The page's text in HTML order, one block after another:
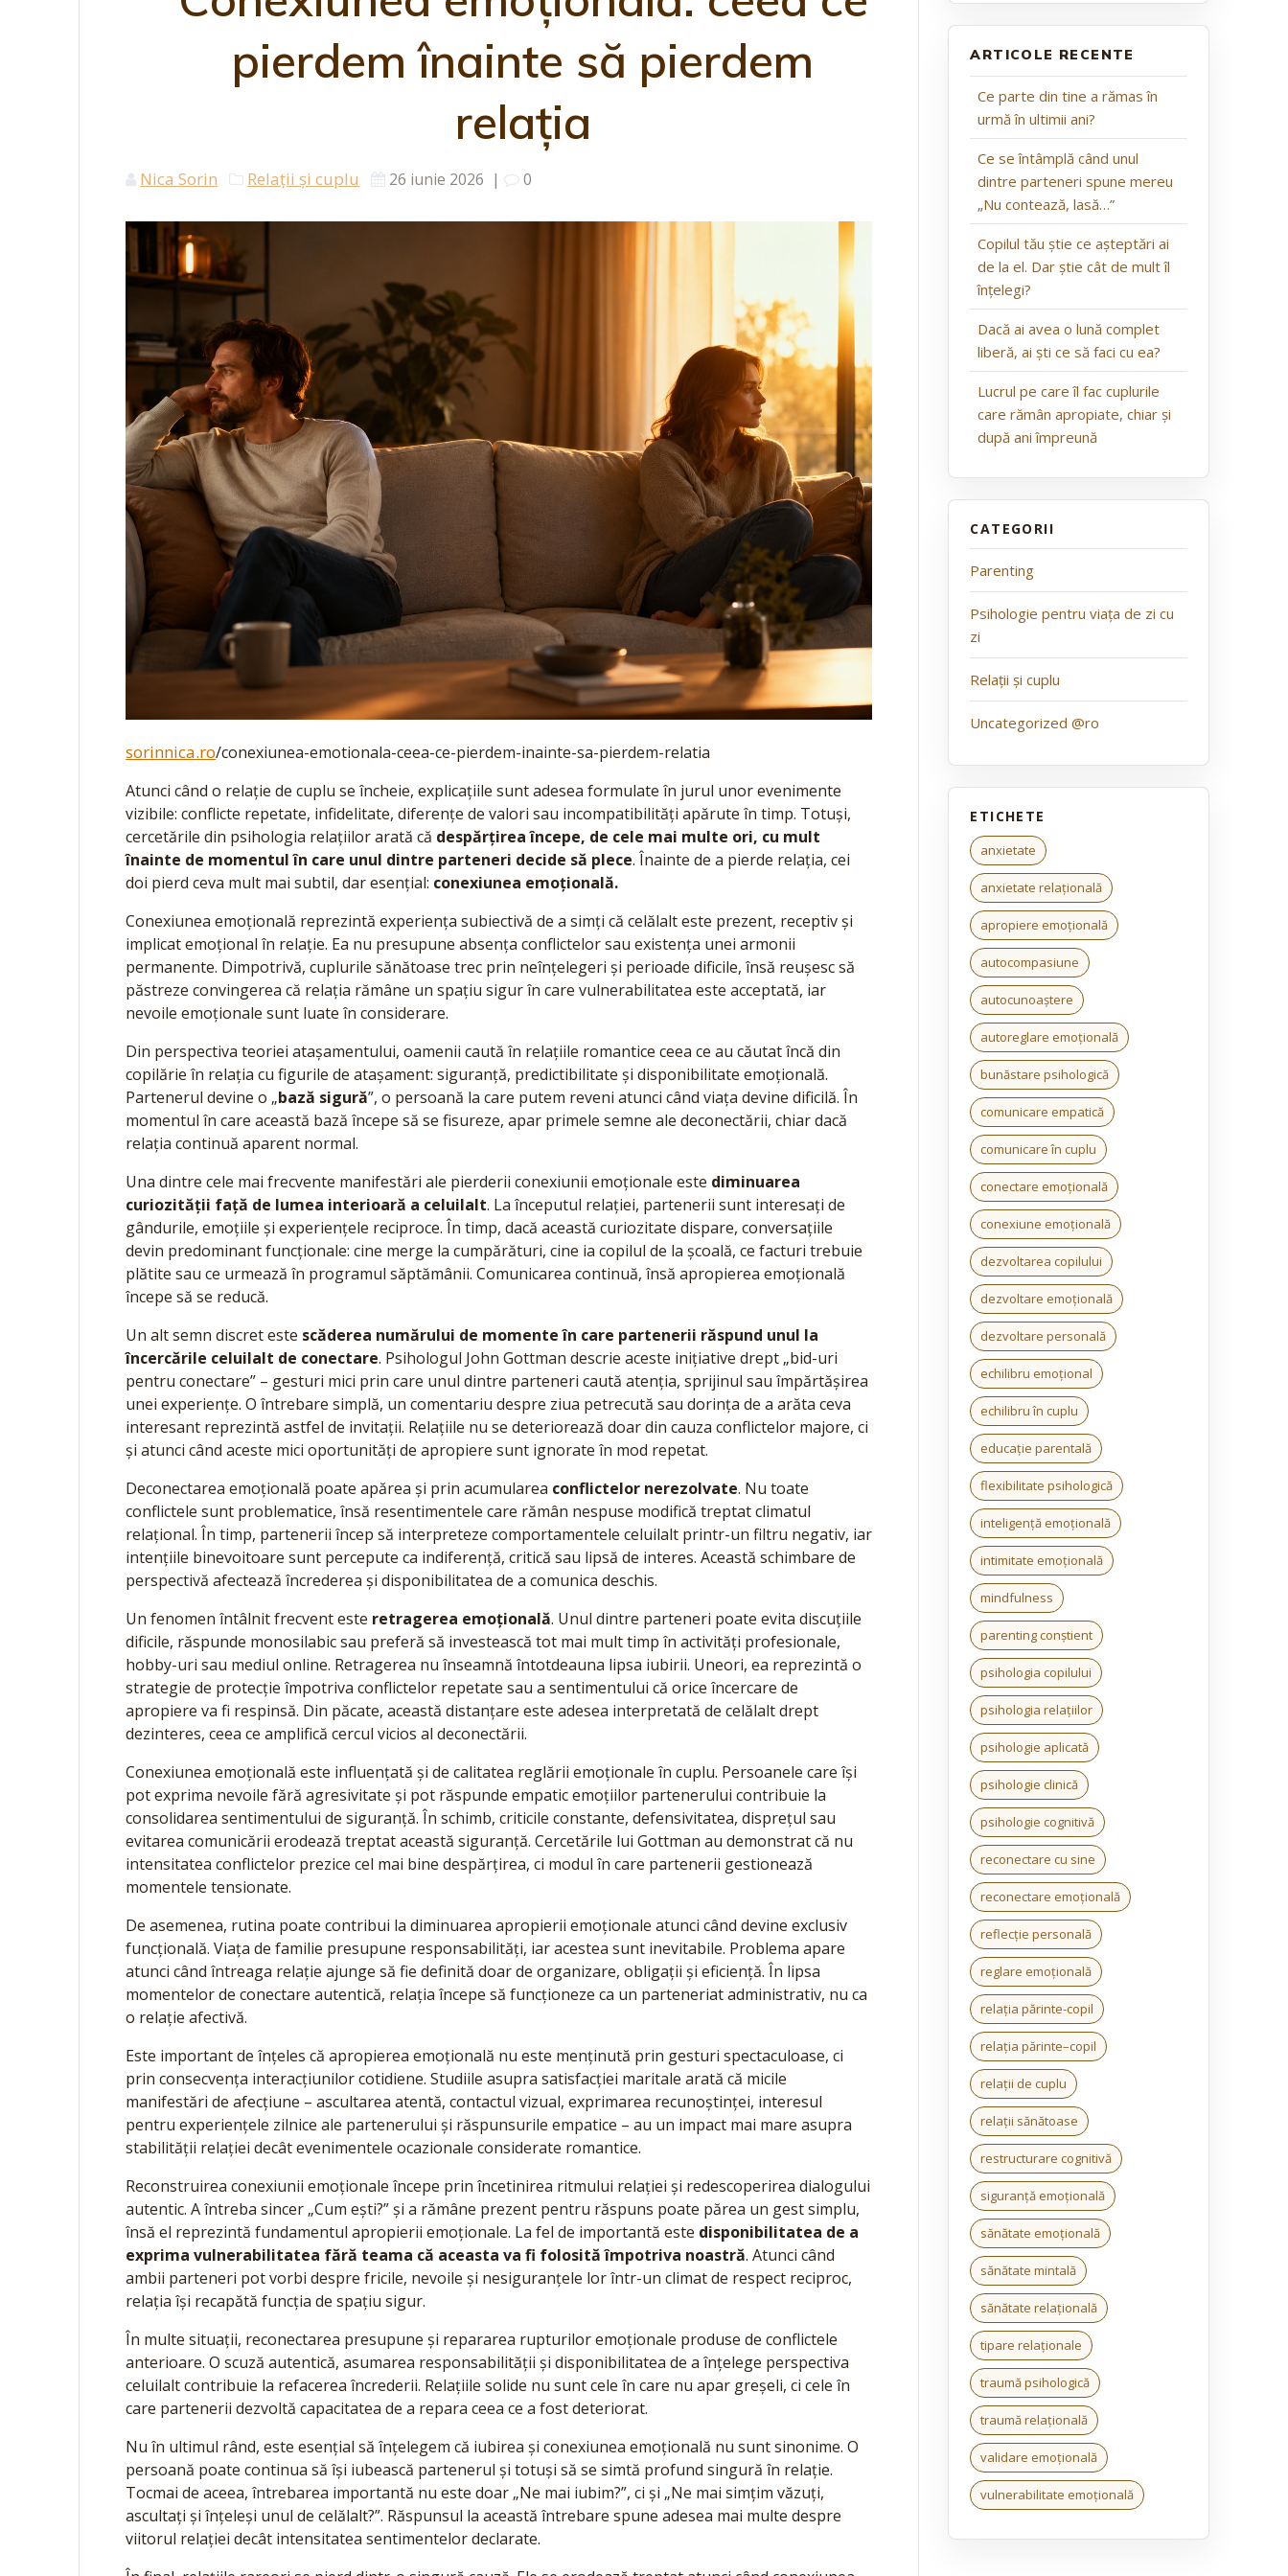
pierdem înainte să pierdem
relația
Nica Sorin Relații și cuplu 26 iunie 2026 | 0
sorinnica.ro/conexiunea-emotionala-ceea-ce-pierdem-inainte-sa-pierdem-relatia
Atunci când o relație de cuplu se încheie, explicațiile sunt adesea formulate în jurul unor evenimente
vizibile: conflicte repetate, infidelitate, diferențe de valori sau incompatibilități apărute în timp. Totuși,
cercetările din psihologia relațiilor arată că despărțirea începe, de cele mai multe ori, cu mult
înainte de momentul în care unul dintre parteneri decide să plece. Înainte de a pierde relația, cei
doi pierd ceva mult mai subtil, dar esențial: conexiunea emoțională.
Conexiunea emoțională reprezintă experiența subiectivă de a simți că celălalt este prezent, receptiv și
implicat emoțional în relație. Ea nu presupune absența conflictelor sau existența unei armonii
permanente. Dimpotrivă, cuplurile sănătoase trec prin neînțelegeri și perioade dificile, însă reușesc să
păstreze convingerea că relația rămâne un spațiu sigur în care vulnerabilitatea este acceptată, iar
nevoile emoționale sunt luate în considerare.
Din perspectiva teoriei atașamentului, oamenii caută în relațiile romantice ceea ce au căutat încă din
copilărie în relația cu figurile de atașament: siguranță, predictibilitate și disponibilitate emoțională.
Partenerul devine o „bază sigură”, o persoană la care putem reveni atunci când viața devine dificilă. În
momentul în care această bază începe să se fisureze, apar primele semne ale deconectării, chiar dacă
relația continuă aparent normal.
Una dintre cele mai frecvente manifestări ale pierderii conexiunii emoționale este diminuarea
curiozității față de lumea interioară a celuilalt. La începutul relației, partenerii sunt interesați de
gândurile, emoțiile și experiențele reciproce. În timp, dacă această curiozitate dispare, conversațiile
devin predominant funcționale: cine merge la cumpărături, cine ia copilul de la școală, ce facturi trebuie
plătite sau ce urmează în programul săptămânii. Comunicarea continuă, însă apropierea emoțională
începe să se reducă.
Un alt semn discret este scăderea numărului de momente în care partenerii răspund unul la
încercările celuilalt de conectare. Psihologul John Gottman descrie aceste inițiative drept „bid-uri
pentru conectare” – gesturi mici prin care unul dintre parteneri caută atenția, sprijinul sau împărtășirea
unei experiențe. O întrebare simplă, un comentariu despre ziua petrecută sau dorința de a arăta ceva
interesant reprezintă astfel de invitații. Relațiile nu se deteriorează doar din cauza conflictelor majore, ci
și atunci când aceste mici oportunități de apropiere sunt ignorate în mod repetat.
Deconectarea emoțională poate apărea și prin acumularea conflictelor nerezolvate. Nu toate
conflictele sunt problematice, însă resentimentele care rămân nespuse modifică treptat climatul
relațional. În timp, partenerii încep să interpreteze comportamentele celuilalt printr-un filtru negativ, iar
intențiile binevoitoare sunt percepute ca indiferență, critică sau lipsă de interes. Această schimbare de
perspectivă afectează încrederea și disponibilitatea de a comunica deschis.
Un fenomen întâlnit frecvent este retragerea emoțională. Unul dintre parteneri poate evita discuțiile
dificile, răspunde monosilabic sau preferă să investească tot mai mult timp în activități profesionale,
hobby-uri sau mediul online. Retragerea nu înseamnă întotdeauna lipsa iubirii. Uneori, ea reprezintă o
strategie de protecție împotriva conflictelor repetate sau a sentimentului că orice încercare de
apropiere va fi respinsă. Din păcate, această distanțare este adesea interpretată de celălalt drept
dezinteres, ceea ce amplifică cercul vicios al deconectării.
Conexiunea emoțională este influențată și de calitatea reglării emoționale în cuplu. Persoanele care își
pot exprima nevoile fără agresivitate și pot răspunde empatic emoțiilor partenerului contribuie la
consolidarea sentimentului de siguranță. În schimb, criticile constante, defensivitatea, disprețul sau
evitarea comunicării erodează treptat această siguranță. Cercetările lui Gottman au demonstrat că nu
intensitatea conflictelor prezice cel mai bine despărțirea, ci modul în care partenerii gestionează
momentele tensionate.
De asemenea, rutina poate contribui la diminuarea apropierii emoționale atunci când devine exclusiv
funcțională. Viața de familie presupune responsabilități, iar acestea sunt inevitabile. Problema apare
atunci când întreaga relație ajunge să fie definită doar de organizare, obligații și eficiență. În lipsa
momentelor de conectare autentică, relația începe să funcționeze ca un parteneriat administrativ, nu ca
o relație afectivă.
Este important de înțeles că apropierea emoțională nu este menținută prin gesturi spectaculoase, ci
prin consecvența interacțiunilor cotidiene. Studiile asupra satisfacției maritale arată că micile
manifestări de afecțiune – ascultarea atentă, contactul vizual, exprimarea recunoștinței, interesul
pentru experiențele zilnice ale partenerului și răspunsurile empatice – au un impact mai mare asupra
stabilității relației decât evenimentele ocazionale considerate romantice.
Reconstruirea conexiunii emoționale începe prin încetinirea ritmului relației și redescoperirea dialogului
autentic. A întreba sincer „Cum ești?” și a rămâne prezent pentru răspuns poate părea un gest simplu,
însă el reprezintă fundamentul apropierii emoționale. La fel de importantă este disponibilitatea de a
exprima vulnerabilitatea fără teama că aceasta va fi folosită împotriva noastră. Atunci când
ambii parteneri pot vorbi despre fricile, nevoile și nesiguranțele lor într-un climat de respect reciproc,
relația își recapătă funcția de spațiu sigur.
În multe situații, reconectarea presupune și repararea rupturilor emoționale produse de conflictele
anterioare. O scuză autentică, asumarea responsabilității și disponibilitatea de a înțelege perspectiva
celuilalt contribuie la refacerea încrederii. Relațiile solide nu sunt cele în care nu apar greșeli, ci cele în
care partenerii dezvoltă capacitatea de a repara ceea ce a fost deteriorat.
Nu în ultimul rând, este esențial să înțelegem că iubirea și conexiunea emoțională nu sunt sinonime. O
persoană poate continua să își iubească partenerul și totuși să se simtă profund singură în relație.
Tocmai de aceea, întrebarea importantă nu este doar „Ne mai iubim?”, ci și „Ne mai simțim văzuți,
ascultați și înțeleși unul de celălalt?”. Răspunsul la această întrebare spune adesea mai multe despre
viitorul relației decât intensitatea sentimentelor declarate.
ARTICOLE RECENTE
Ce parte din tine a rămas în
urmă în ultimii ani?
Ce se întâmplă când unul
dintre parteneri spune mereu
„Nu contează, lasă…”
Copilul tău știe ce așteptări ai
de la el. Dar știe cât de mult îl
înțelegi?
Dacă ai avea o lună complet
liberă, ai ști ce să faci cu ea?
Lucrul pe care îl fac cuplurile
care rămân apropiate, chiar și
după ani împreună
Parenting
Psihologie pentru viața de zi cu
zi
Relații și cuplu
Uncategorized @ro
anxietate
anxietate relațională
apropiere emoțională
autocompasiune
autocunoaștere
autoreglare emoțională
bunăstare psihologică
comunicare empatică
comunicare în cuplu
conectare emoțională
conexiune emoțională
dezvoltarea copilului
dezvoltare emoțională
dezvoltare personală
echilibru emoțional
echilibru în cuplu
educație parentală
flexibilitate psihologică
inteligență emoțională
intimitate emoțională
mindfulness
parenting conștient
psihologia copilului
psihologia relațiilor
psihologie aplicată
psihologie clinică
psihologie cognitivă
reconectare cu sine
reconectare emoțională
reflecție personală
reglare emoțională
relația părinte-copil
relația părinte–copil
relații de cuplu
relații sănătoase
restructurare cognitivă
siguranță emoțională
sănătate emoțională
sănătate mintală
sănătate relațională
tipare relaționale
traumă psihologică
traumă relațională
validare emoțională
vulnerabilitate emoțională